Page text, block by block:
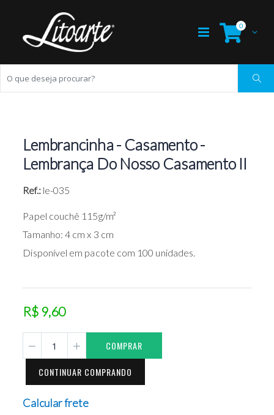
0
Lembrancinha - Casamento -
Lembrança Do Nosso Casamento II
Ref.: le-035
Papel couchê 115g/m²
Tamanho: 4 cm x 3 cm
Disponível em pacote com 100 unidades.
R$ 9,60
COMPRAR
CONTINUAR COMPRANDO
Calcular frete